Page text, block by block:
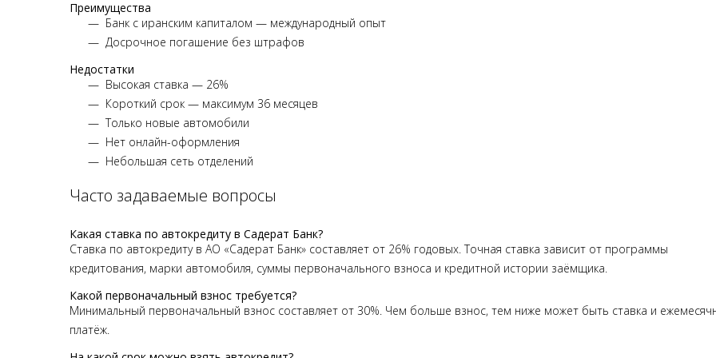
Преимущества
Банк с иранским капиталом — международный опыт
Досрочное погашение без штрафов
Недостатки
Высокая ставка — 26%
Короткий срок — максимум 36 месяцев
Только новые автомобили
Нет онлайн-оформления
Небольшая сеть отделений
Часто задаваемые вопросы
Какая ставка по автокредиту в Садерат Банк?
Ставка по автокредиту в АО «Садерат Банк» составляет от 26% годовых. Точная ставка зависит от программы
кредитования, марки автомобиля, суммы первоначального взноса и кредитной истории заёмщика.
Какой первоначальный взнос требуется?
Минимальный первоначальный взнос составляет от 30%. Чем больше взнос, тем ниже может быть ставка и
платёж.